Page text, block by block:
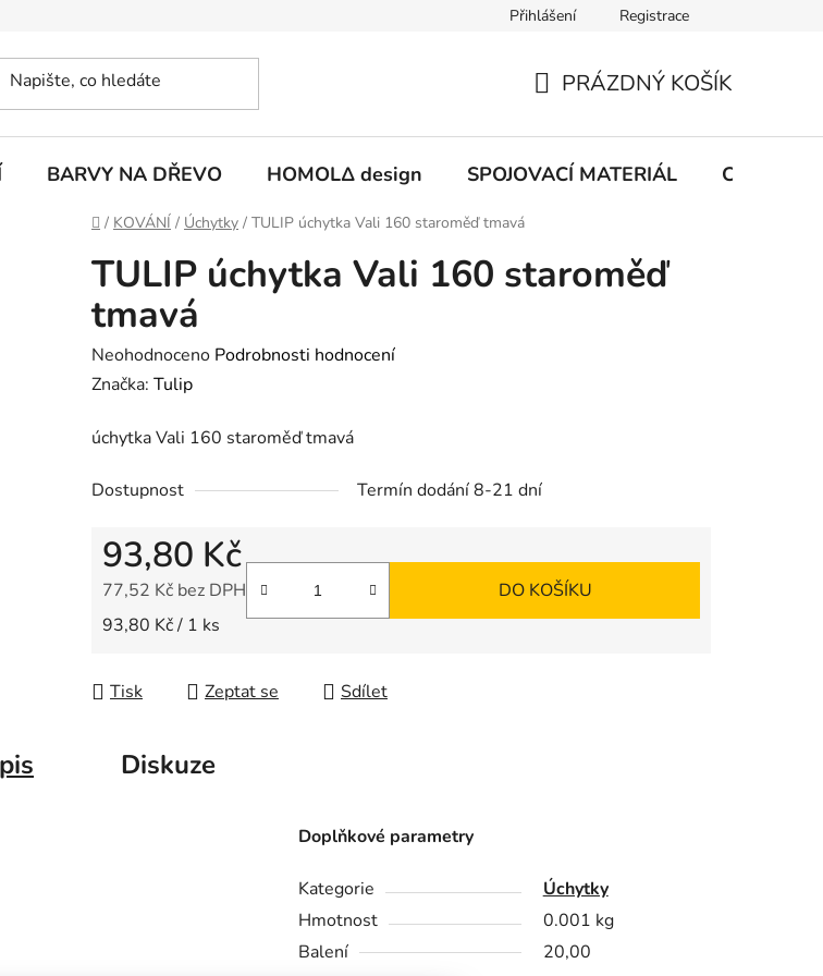
Přihlášení Registrace
KOŠÍK
PRÁZDNÝ KOŠÍK
BARVY NA DŘEVO HOMOLΔ design SPOJOVACÍ MATERIÁL CHEMIE
Domů
/ KOVÁNÍ / Úchytky / TULIP úchytka Vali 160 staroměď tmavá
TULIP úchytka Vali 160 staroměď
tmavá
Průměrné
hodnocení
je
z
hvězdiček.
Neohodnoceno Podrobnosti hodnocení
Značka: Tulip
úchytka Vali 160 staroměď tmavá
Dostupnost Termín dodání 8-21 dní
93,80 Kč
77,52 Kč bez DPH
Měrná cena:
93,80 Kč / 1 ks
DO KOŠÍKU
Tisk Zeptat se Sdílet
Diskuze
Doplňkové parametry
Kategorie
Úchytky
Hmotnost
0.001 kg
Balení
20,00